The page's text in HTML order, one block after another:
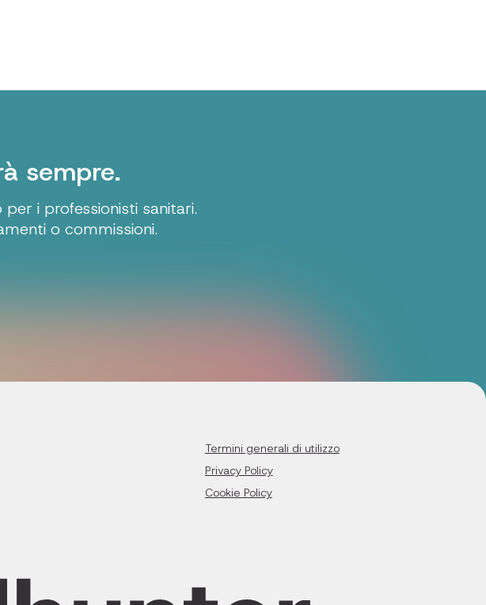
sempre.
i professionisti sanitari.
o commissioni.
Termini generali di utilizzo
Privacy Policy
Cookie Policy